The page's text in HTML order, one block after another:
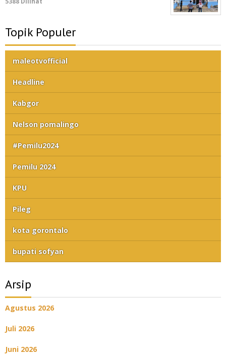
Topik Populer
maleotvofficial
Headline
Kabgor
Nelson pomalingo
#Pemilu2024
Pemilu 2024
KPU
Pileg
kota gorontalo
bupati sofyan
Arsip
Agustus 2026
Juli 2026
Juni 2026